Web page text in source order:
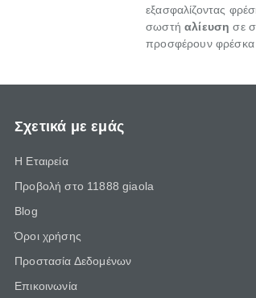
εξασφαλίζοντας
σωστήαλίευση σε
προσφέρουν φρέσκα
Σχετικά με εμάς
Η Εταιρεία
Προβολή στο 11888 giaola
Blog
Όροι χρήσης
Προστασία Δεδομένων
Επικοινωνία